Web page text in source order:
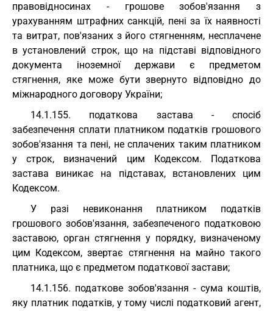
правовідносинах - грошове зобов'язання з
урахуванням штрафних санкцій, пені за їх наявності
та витрат, пов'язаних з його стягненням, несплачене
в установлений строк, що на підставі відповідного
документа іноземної держави є предметом
стягнення, яке може бути звернуто відповідно до
міжнародного договору України;
14.1.155. податкова застава - спосіб
забезпечення сплати платником податків грошового
зобов'язання та пені, не сплачених таким платником
у строк, визначений цим Кодексом. Податкова
застава виникає на підставах, встановлених цим
Кодексом.
У разі невиконання платником податків
грошового зобов'язання, забезпеченого податковою
заставою, орган стягнення у порядку, визначеному
цим Кодексом, звертає стягнення на майно такого
платника, що є предметом податкової застави;
14.1.156. податкове зобов'язання - сума коштів,
яку платник податків, у тому числі податковий агент,